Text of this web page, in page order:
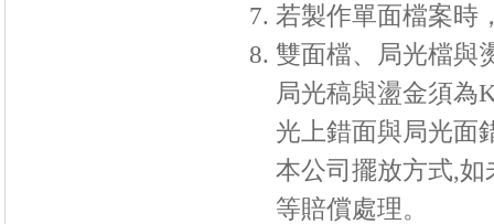
若製作單面檔案時
雙面檔、局光檔與
局光稿與盪金須為
光上錯面與局光面
本公司擺放方式,
等賠償處理。